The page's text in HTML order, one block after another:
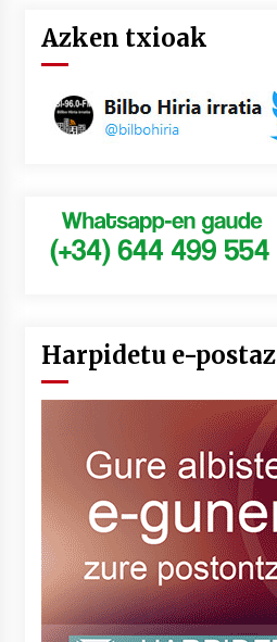
Azken txioak
Harpidetu e-postaz